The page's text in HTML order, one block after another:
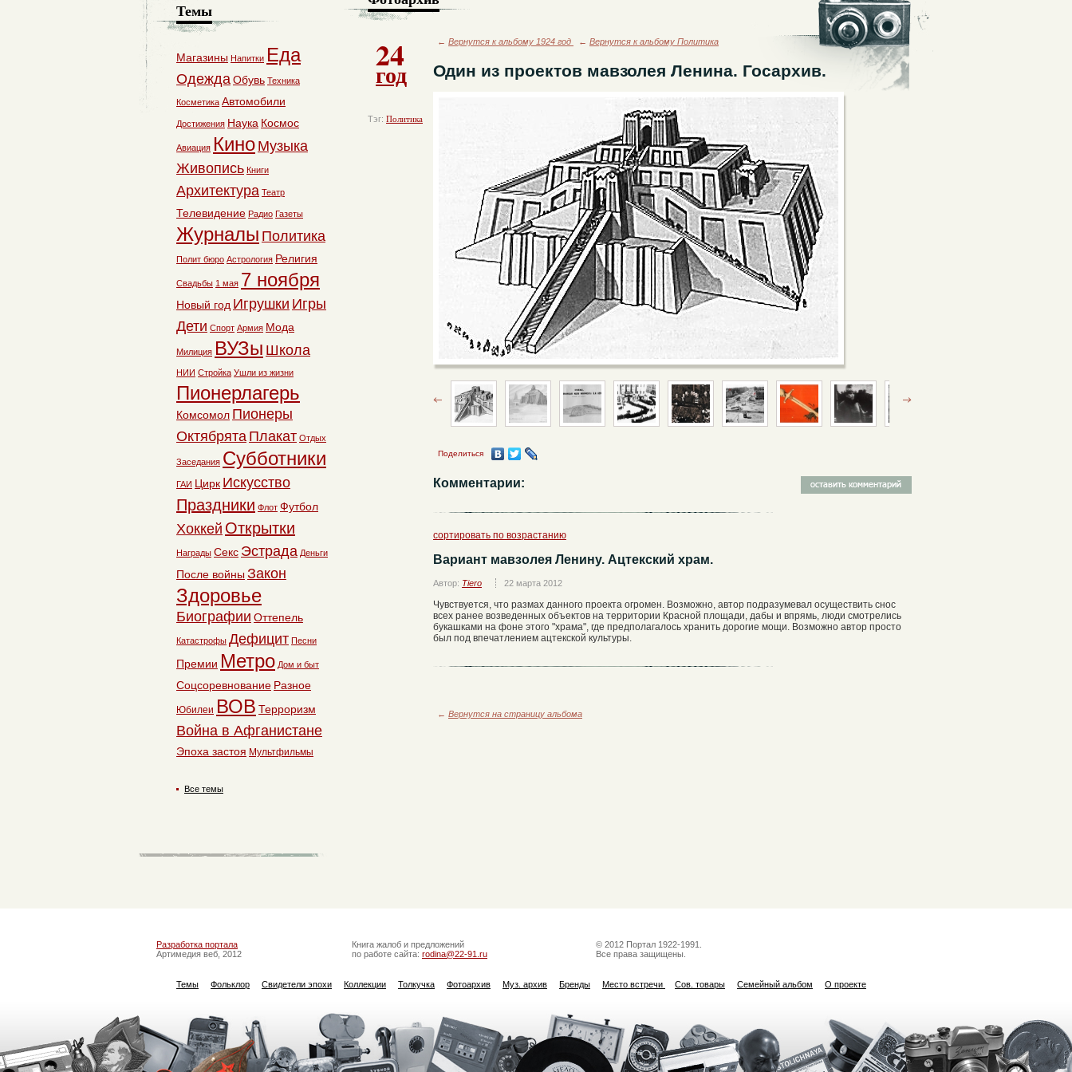
24
год
Тэг: Политика
← Вернутся к альбому 1924 год ← Вернутся к альбому Политика
Один из проектов мавзолея Ленина. Госархив.
Поделиться
Комментарии:
сортировать по возрастанию
Вариант мавзолея Ленину. Ацтекский храм.
Автор: Tiero 22 марта 2012
Чувствуется, что размах данного проекта огромен. Возможно, автор подразумевал осуществить снос
всех ранее возведенных объектов на территории Красной площади, дабы и впрямь, люди смотрелись
букашками на фоне этого "храма", где предполагалось хранить дорогие мощи. Возможно автор просто
был под впечатлением ацтекской культуры.
← Вернутся на страницу альбома
Темы
Магазины Напитки Еда
ОдеждаОбувь Техника
Косметика Автомобили
Достижения Наука Космос
Авиация Кино Музыка
Живопись Книги
Архитектура Театр
Телевидение Радио Газеты
Журналы Политика
Полит бюро Астрология Религия
Свадьбы 1 мая 7 ноября
Новый год Игрушки Игры
Дети Спорт Армия Мода
Милиция ВУЗы Школа
НИИ Стройка Ушли из жизни
Пионерлагерь
Комсомол Пионеры
Октябрята Плакат Отдых
Заседания Субботники
ГАИ Цирк Искусство
Праздники Флот Футбол
Хоккей Открытки
Награды Секс Эстрада Деньги
После войны Закон
Здоровье
Биографии Оттепель
Катастрофы Дефицит Песни
Премии Метро Дом и быт
Соцсоревнование Разное
Юбилеи ВОВ Терроризм
Война в Афганистане
Эпоха застоя Мультфильмы
Все темы
Разработка портала
Артимедия веб, 2012
Книга жалоб и предложений
по работе сайта: rodina@22-91.ru
© 2012 Портал 1922-1991.
Все права защищены.
Темы Фольклор Свидетели эпохи Коллекции Толкучка Фотоархив Муз. архив Бренды Место встречи Сов. товары Семейный альбом О проекте